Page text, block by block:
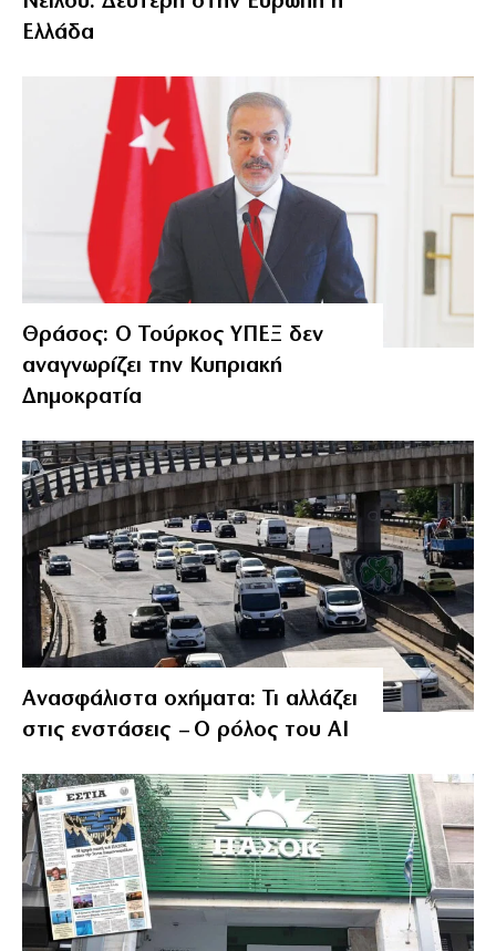
Ελλάδα
Θράσος: Ο Τούρκος ΥΠΕΞ δεν
αναγνωρίζει την Κυπριακή
Δημοκρατία
Ανασφάλιστα οχήματα: Τι αλλάζει
στις ενστάσεις – Ο ρόλος του AI